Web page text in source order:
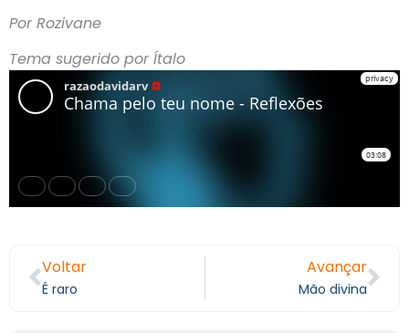
Por Rozivane
Tema sugerido por Ítalo
Voltar
É raro
Avançar
Mão divina